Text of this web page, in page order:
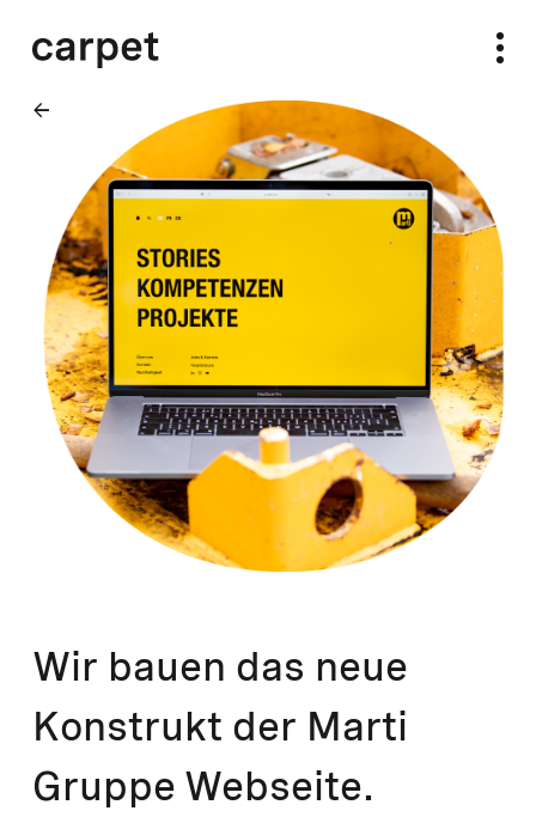
Wir bauen das neue
Konstrukt der Marti
Gruppe Webseite.